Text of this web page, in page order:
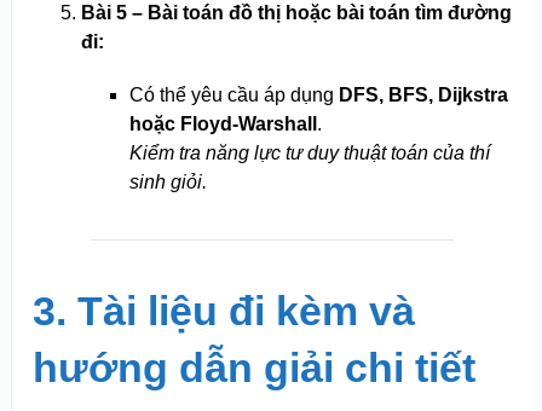
Bài 5 – Bài toán đồ thị hoặc bài toán tìm đường
đi:
Có thể yêu cầu áp dụng DFS, BFS, Dijkstra
hoặc Floyd-Warshall .
Kiểm tra năng lực tư duy thuật toán của thí
sinh giỏi.
3. Tài liệu đi kèm và
hướng dẫn giải chi tiết